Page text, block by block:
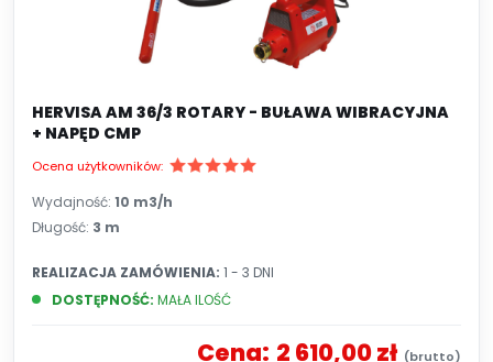
HERVISA AM 36/3 ROTARY - BUŁAWA WIBRACYJNA
+ NAPĘD CMP
Ocena użytkowników:
Wydajność: 10 m3/h
Długość: 3 m
DOSTĘPNOŚĆ: MAŁA ILOŚĆ
REALIZACJA ZAMÓWIENIA: 1 - 3 DNI
Cena: 2 610,00 zł